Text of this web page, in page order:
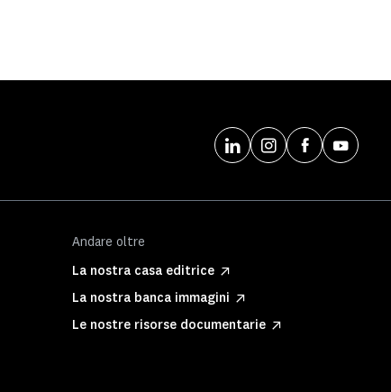
Andare oltre
La nostra casa editrice
La nostra banca immagini
Le nostre risorse documentarie